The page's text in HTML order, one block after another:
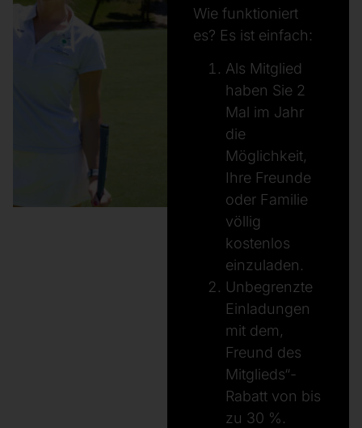
Wie funktioniert
es? Es ist einfach:
Als Mitglied
haben Sie 2
Mal im Jahr
die
Möglichkeit,
Ihre Freunde
oder Familie
völlig
kostenlos
einzuladen.
Unbegrenzte
Einladungen
mit dem,
Freund des
Mitglieds“-
Rabatt von bis
zu 30 %.